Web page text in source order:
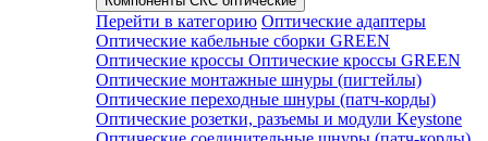
Перейти в категорию Оптические адаптеры
Оптические кабельные сборки GREEN
Оптические кроссы Оптические кроссы GREEN
Оптические монтажные шнуры (пигтейлы)
Оптические переходные шнуры (патч-корды)
Оптические розетки, разъемы и модули Keystone